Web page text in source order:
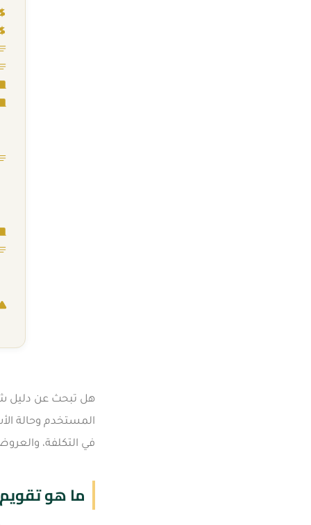
المستخدم وحالة
في التكلفة،
ما هو